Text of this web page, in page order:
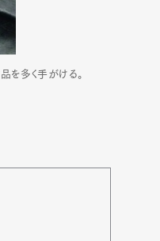
を多く手がける。